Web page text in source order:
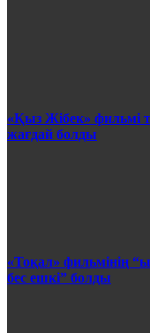
«Қыз Жібек» фильмі
жағдай болды
«Тоқал» фильмінің
бес ешкі” болды